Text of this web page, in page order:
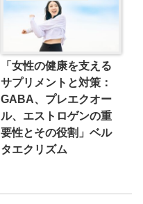
「女性の健康を支える
サプリメントと対策：
GABA、プレエクオー
ル、エストロゲンの重
要性とその役割」ベル
タエクリズム